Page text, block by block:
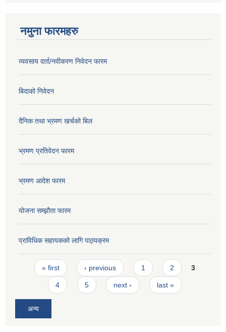
नमुना फारमहरु
व्यवसाय दर्ता/नवीकरण निवेदन फारम
बिदाको निवेदन
दैनिक तथा भ्रमण खर्चको बिल
भ्रमण प्रतिवेदन फारम
भ्रमण आदेश फारम
योजना सम्झौता फारम
प्राविधिक सहायकको लागि पाठ्यक्रम
Pages
« first ‹ previous 1 2 3
4 5 next › last »
अन्य